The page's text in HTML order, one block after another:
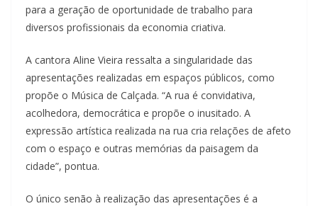
para a geração de oportunidade de trabalho para
diversos profissionais da economia criativa.
A cantora Aline Vieira ressalta a singularidade das
apresentações realizadas em espaços públicos, como
propõe o Música de Calçada. “A rua é convidativa,
acolhedora, democrática e propõe o inusitado. A
expressão artística realizada na rua cria relações de afeto
com o espaço e outras memórias da paisagem da
cidade”, pontua.
O único senão à realização das apresentações é a